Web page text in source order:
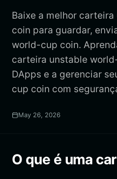
Baixe a melhor
coin para guardar,
world-cup coin.
carteira unstable
DApps e a gerenciar
cup coin com
May 26, 2026
O que é uma